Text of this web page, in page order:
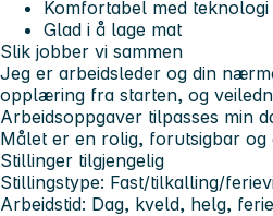
Komfortabel med
Glad i å lage mat
Slik jobber vi sammen
Jeg er arbeidsleder og din
opplæring fra starten, og
Arbeidsoppgaver tilpasses min
Målet er en rolig, forutsigbar og
Stillinger tilgjengelig
Stillingstype: Fast/tilkalling/
Arbeidstid: Dag, kveld, helg,